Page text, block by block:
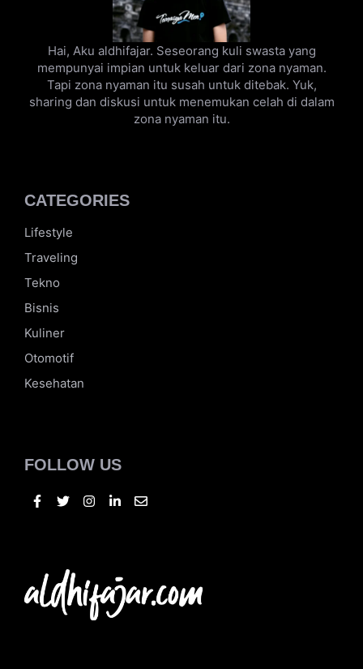
Hai, Aku aldhifajar. Seseorang kuli swasta yang
mempunyai impian untuk keluar dari zona nyaman.
Tapi zona nyaman itu susah untuk ditebak. Yuk,
sharing dan diskusi untuk menemukan celah di dalam
zona nyaman itu.
CATEGORIES
Lifestyle
Traveling
Tekno
Bisnis
Kuliner
Otomotif
Kesehatan
FOLLOW US